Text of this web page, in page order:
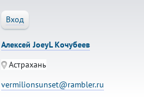
Вход
Алексей JoeyL Кочубеев
Астрахань
vermilionsunset@rambler.ru